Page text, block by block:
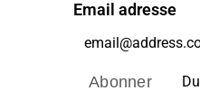
Email adresse
Abonner